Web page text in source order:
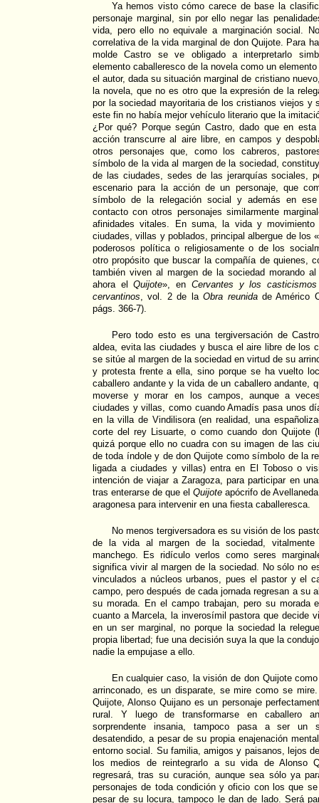
Ya hemos visto cómo carece de base la
personaje marginal, sin por ello negar las
vida, pero ello no equivale a marginación social.
correlativa de la vida marginal de don Quijote. Para
molde Castro se ve obligado a interpretarlo
elemento caballeresco de la novela como un
el autor, dada su situación marginal de cristiano
la novela, que no es otro que la expresión de la
por la sociedad mayoritaria de los cristianos viejos y
este fin no había mejor vehículo literario que la
¿Por qué? Porque según Castro, dado que en
acción transcurre al aire libre, en campos y
otros personajes que, como los cabreros,
símbolo de la vida al margen de la sociedad,
de las ciudades, sedes de las jerarquías sociales,
escenario para la acción de un personaje, que
símbolo de la relegación social y además en ese
contacto con otros personajes similarmente
afinidades vitales. En suma, la vida y
ciudades, villas y poblados, principal albergue de los
poderosos política o religiosamente o de los
otro propósito que buscar la compañía de quienes,
también viven al margen de la sociedad morando
ahora elQuijote», en Cervantes y los
cervantinos, vol. 2 de laObra reunidade Américo
págs. 366-7).
Pero todo esto es una tergiversación de
aldea, evita las ciudades y busca el aire libre de los
se sitúe al margen de la sociedad en virtud de su
y protesta frente a ella, sino porque se ha vuelto
caballero andante y la vida de un caballero andante,
moverse y morar en los campos, aunque a
ciudades y villas, como cuando Amadís pasa unos
en la villa de Vindilisora (en realidad, una
corte del rey Lisuarte, o como cuando don Quijote
quizá porque ello no cuadra con su imagen de las
de toda índole y de don Quijote como símbolo de la
ligada a ciudades y villas) entra en El Toboso o
intención de viajar a Zaragoza, para participar en
tras enterarse de que el Quijote apócrifo de
aragonesa para intervenir en una fiesta caballeresca.
No menos tergiversadora es su visión de los
de la vida al margen de la sociedad, vitalmente
manchego. Es ridículo verlos como seres
significa vivir al margen de la sociedad. No sólo no
vinculados a núcleos urbanos, pues el pastor y el
campo, pero después de cada jornada regresan a su
su morada. En el campo trabajan, pero su morada
cuanto a Marcela, la inverosímil pastora que decide
en un ser marginal, no porque la sociedad la
propia libertad; fue una decisión suya la que la
nadie la empujase a ello.
En cualquier caso, la visión de don Quijote
arrinconado, es un disparate, se mire como se
Quijote, Alonso Quijano es un personaje
rural. Y luego de transformarse en caballero
sorprendente insania, tampoco pasa a ser un
desatendido, a pesar de su propia enajenación
entorno social. Su familia, amigos y paisanos, lejos
los medios de reintegrarlo a su vida de Alonso
regresará, tras su curación, aunque sea sólo ya
personajes de toda condición y oficio con los que
pesar de su locura, tampoco le dan de lado. Será